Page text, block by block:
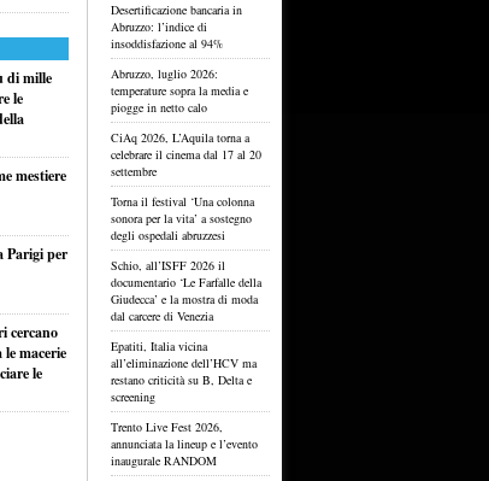
di mille
le
mestiere
Parigi per
cercano
macerie
le
Desertificazione bancaria in
Abruzzo: l’indice di
insoddisfazione al 94%
Abruzzo, luglio 2026:
temperature sopra la media e
piogge in netto calo
CiAq 2026, L’Aquila torna a
celebrare il cinema dal 17 al 20
settembre
Torna il festival ‘Una colonna
sonora per la vita’ a sostegno
degli ospedali abruzzesi
Schio, all’ISFF 2026 il
documentario ‘Le Farfalle della
Giudecca’ e la mostra di moda
dal carcere di Venezia
Epatiti, Italia vicina
all’eliminazione dell’HCV ma
restano criticità su B, Delta e
screening
Trento Live Fest 2026,
annunciata la lineup e l’evento
inaugurale RANDOM